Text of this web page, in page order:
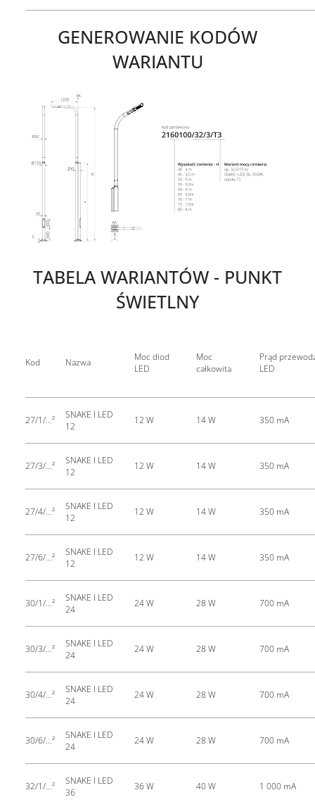
GENEROWANIE KODÓW
WARIANTU
TABELA WARIANTÓW - PUNKT
ŚWIETLNY
Kod Nazwa
Moc diod
LED
Moc
całkowita
Prąd
LED
27/1/...²
SNAKE I LED
12
12 W 14 W 350 mA
27/3/...²
SNAKE I LED
12
12 W 14 W 350 mA
27/4/...²
SNAKE I LED
12
12 W 14 W 350 mA
27/6/...²
SNAKE I LED
12
12 W 14 W 350 mA
30/1/...²
SNAKE I LED
24
24 W 28 W 700 mA
30/3/...²
SNAKE I LED
24
24 W 28 W 700 mA
30/4/...²
SNAKE I LED
24
24 W 28 W 700 mA
30/6/...²
SNAKE I LED
24
24 W 28 W 700 mA
32/1/...²
SNAKE I LED
36
36 W 40 W 1 000 mA